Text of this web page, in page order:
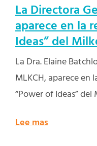
La Directora
aparece en la
Ideas” del
La Dra. Elaine
MLKCH, aparece en
“Power of Ideas”
Lee mas